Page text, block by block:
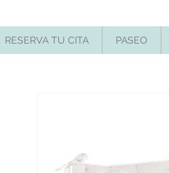
RESERVA TU CITA PASEO